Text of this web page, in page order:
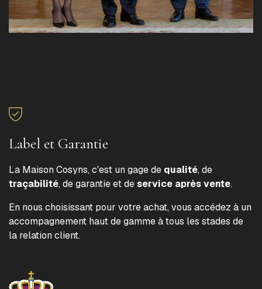
Label et Garantie
La Maison Cosyns, c'est un gage de qualité, de
traçabilité, de garantie et deservice après vente.
En nous choisissant pour votre achat, vous accédez à un
accompagnement haut de gamme à tous les stades de
la relation client.